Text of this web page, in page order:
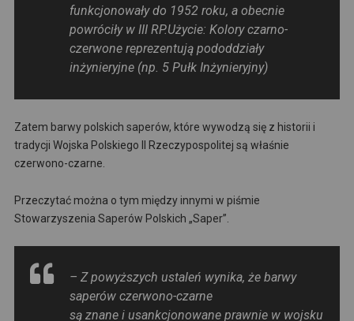
funkcjonowały do 1952 roku, a obecnie
powróciły w III RP.Użycie: Kolory czarno-
czerwone reprezentują pododdziały
inżynieryjne (np. 5 Pułk Inżynieryjny)
Zatem barwy polskich saperów, które wywodzą się z historii i
tradycji Wojska Polskiego II Rzeczypospolitej są właśnie
czerwono-czarne.
Przeczytać można o tym między innymi w piśmie
Stowarzyszenia Saperów Polskich „Saper”.
– Z powyższych ustaleń wynika, że barwy
saperów czerwono-czarne
są znane i usankcjonowane prawnie w wojsku